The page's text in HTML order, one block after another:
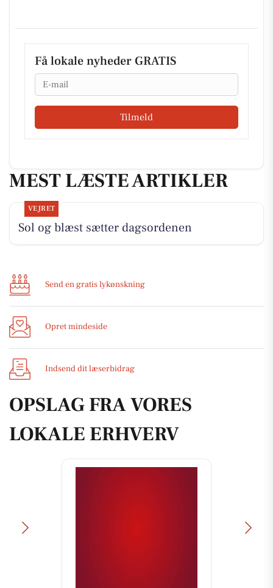
Få lokale nyheder GRATIS
Email
Tilmeld
MEST LÆSTE ARTIKLER
VEJRET
Sol og blæst sætter dagsordenen
Send en gratis lykønskning
Opret mindeside
Indsend dit læserbidrag
OPSLAG FRA VORES
LOKALE ERHVERV